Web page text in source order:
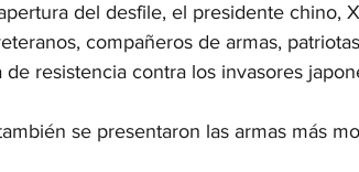
del desfile, el presidente chino,
compañeros de armas,
resistencia contra los invasores
se presentaron las armas más